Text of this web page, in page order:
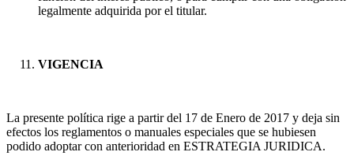
legalmente adquirida por el titular.
VIGENCIA
La presente política rige a partir del 17 de Enero de 2017 y deja sin
efectos los reglamentos o manuales especiales que se hubiesen
podido adoptar con anterioridad en ESTRATEGIA JURIDICA.